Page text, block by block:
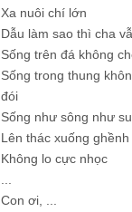
Xa nuôi chí lớn
Dẫu làm sao thì cha
Sống trên đá không
Sống trong thung
đói
Sống như sông như
Lên thác xuống ghềnh
Không lo cực nhọc
Con ơi, ...